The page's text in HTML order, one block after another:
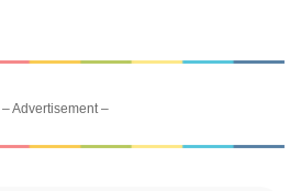
– Advertisement –